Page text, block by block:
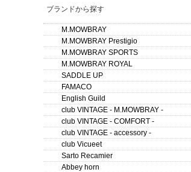
ブランドから探す
M.MOWBRAY
M.MOWBRAY Prestigio
M.MOWBRAY SPORTS
M.MOWBRAY ROYAL
SADDLE UP
FAMACO
English Guild
club VINTAGE - M.MOWBRAY -
club VINTAGE - COMFORT -
club VINTAGE - accessory -
club Vicueet
Sarto Recamier
Abbey horn